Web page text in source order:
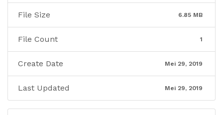
File Size 6.85 MB
File Count 1
Create Date Mei 29, 2019
Last Updated Mei 29, 2019